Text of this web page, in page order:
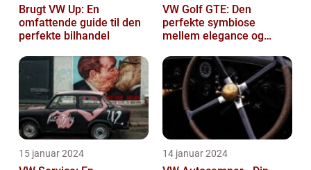
Brugt VW Up: En
omfattende guide til den
perfekte bilhandel
VW Golf GTE: Den
perfekte symbiose
mellem elegance og
15 januar 2024 14 januar 2024